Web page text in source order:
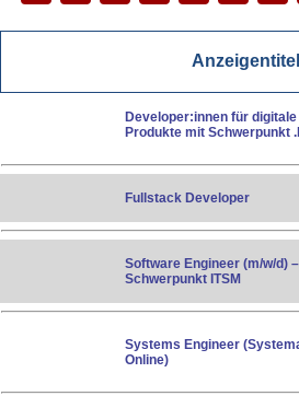
Anzeigentitel
Developer:innen für digitale
Produkte mit Schwerpunkt
Fullstack Developer
Software Engineer (m/w/d) –
Schwerpunkt ITSM
Systems Engineer
Online)